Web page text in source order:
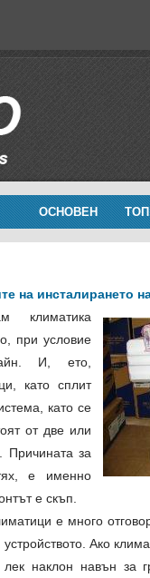
ОСНОВЕН
на инсталирането
климатика
при условие
И, ето,
като сплит
като се
от две или
Причината за
е именно
е скъп.
е много
Ако
наклон навън за